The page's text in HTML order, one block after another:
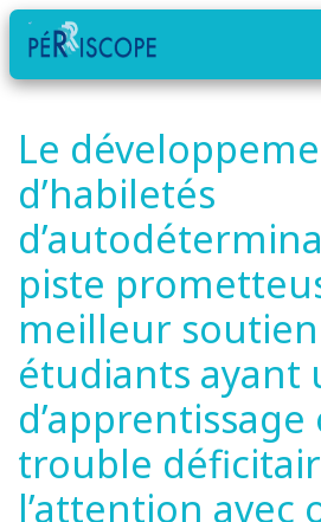
Le
d’habiletés
piste
meilleur
étudiants ayant
trouble
l’attention avec